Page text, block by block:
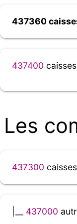
437360
437400
Les
437300
437000